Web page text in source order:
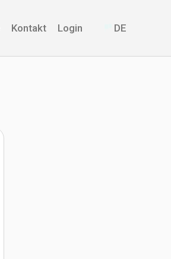
Kontakt Login DE